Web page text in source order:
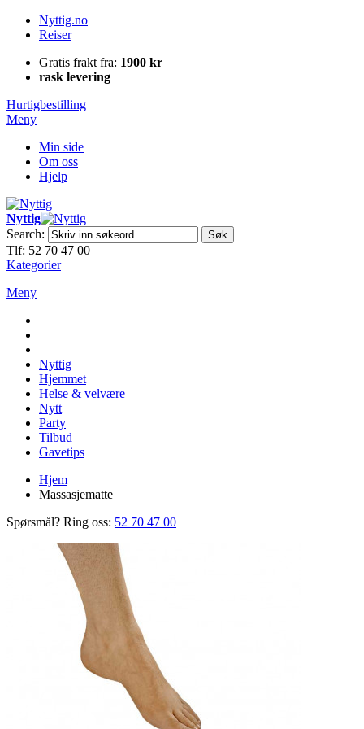
Nyttig.no
Reiser
Gratis frakt fra: 1900 kr
rask levering
Hurtigbestilling
Meny
Min side
Om oss
Hjelp
Nyttig
Search:
Søk
Tlf: 52 70 47 00
Kategorier
Meny
Nyttig
Hjemmet
Helse & velvære
Nytt
Party
Tilbud
Gavetips
Hjem
Massasjematte
Spørsmål? Ring oss: 52 70 47 00